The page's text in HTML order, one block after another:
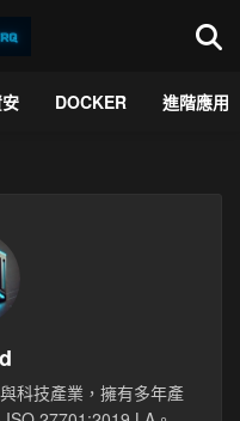
DOCKER 進階應用
科技產業，擁有多年產